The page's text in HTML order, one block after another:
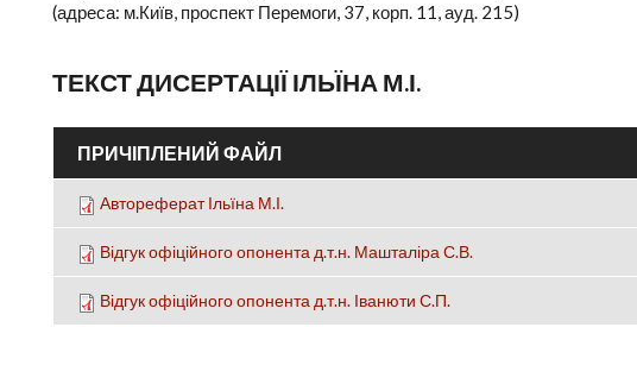
(адреса: м.Київ, проспект Перемоги, 37, корп. 11, ауд. 215)
ТЕКСТ ДИСЕРТАЦІЇ ІЛЬЇНА М.І.
ПРИЧІПЛЕНИЙ ФАЙЛ
Автореферат Ільїна М.І.
Відгук офіційного опонента д.т.н. Машталіра С.В.
Відгук офіційного опонента д.т.н. Іванюти С.П.